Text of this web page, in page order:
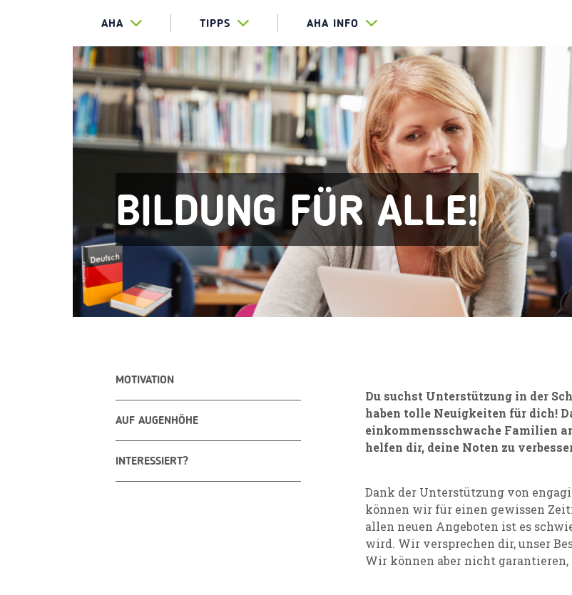
AHA TIPPS AHA INFO
BILDUNG FÜR ALLE!
MOTIVATION
AUF AUGENHÖHE
INTERESSIERT?
Du suchst Unterstützung in der
haben tolle Neuigkeiten für dich!
einkommensschwache Familien
helfen dir, deine Noten zu
Dank der Unterstützung von
können wir für einen gewissen
allen neuen Angeboten ist es
wird. Wir versprechen dir, unser
Wir können aber nicht